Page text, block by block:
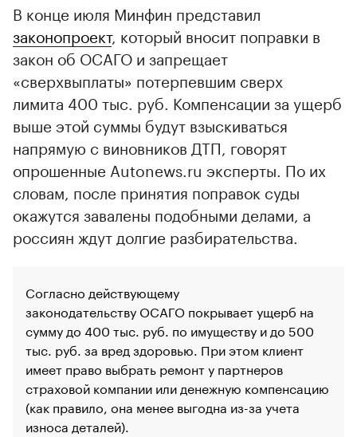
В конце июля Минфин представил
законопроект, который вносит поправки в
закон об ОСАГО и запрещает
«сверхвыплаты» потерпевшим сверх
лимита 400 тыс. руб. Компенсации за ущерб
выше этой суммы будут взыскиваться
напрямую с виновников ДТП, говорят
опрошенные Autonews.ru эксперты. По их
словам, после принятия поправок суды
окажутся завалены подобными делами, а
россиян ждут долгие разбирательства.
Согласно действующему
законодательству ОСАГО покрывает ущерб на
сумму до 400 тыс. руб. по имуществу и до 500
тыс. руб. за вред здоровью. При этом клиент
имеет право выбрать ремонт у партнеров
страховой компании или денежную компенсацию
(как правило, она менее выгодна из-за учета
износа деталей).